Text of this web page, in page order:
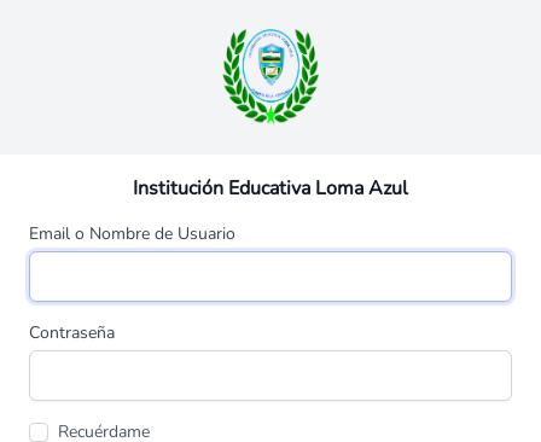
Institución Educativa Loma Azul
Email o Nombre de Usuario
Contraseña
Recuérdame